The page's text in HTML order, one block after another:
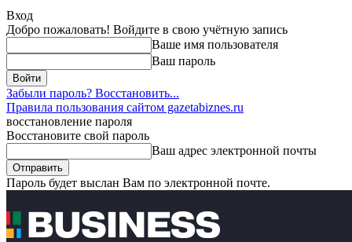
Вход
Добро пожаловать! Войдите в свою учётную запись
Ваше имя пользователя
Ваш пароль
Забыли пароль? Восстановить...
Правила пользования сайтом gazetabiznes.ru
восстановление пароля
Восстановите свой пароль
Ваш адрес электронной почты
Пароль будет выслан Вам по электронной почте.